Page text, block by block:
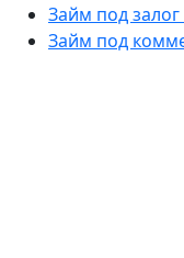
Займ под
Займ под